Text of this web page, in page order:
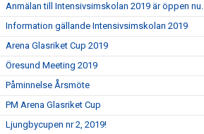
Anmälan till Intensivsimskolan 2019 är öppen nu.
Information gällande Intensivsimskolan 2019
Arena Glasriket Cup 2019
Öresund Meeting 2019
Påminnelse Årsmöte
PM Arena Glasriket Cup
Ljungbycupen nr 2, 2019!